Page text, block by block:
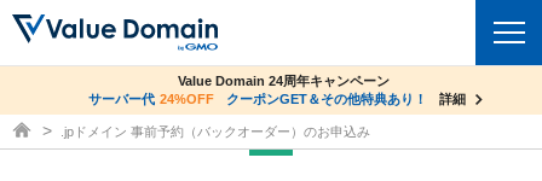
ドメイントップ
co.jpドメイン✕コアサーバーV2ビジネス応援キャンペーン
サーバー料金1年間無料
詳細
Value Domain 24周年キャンペーン
サーバー代 24%OFF クーポンGET＆その他特典あり！ 詳細
ドメイン取得ならバリュードメイン
.jpドメイン 事前予約（バックオーダー）のお申込み